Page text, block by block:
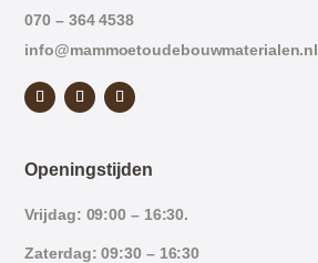
070 – 364 4538
info@mammoetoudebouwmaterialen.nl
Openingstijden
Vrijdag: 09:00 – 16:30.
Zaterdag: 09:30 – 16:30